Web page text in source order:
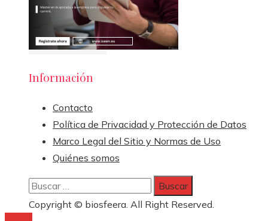
Información
Contacto
Política de Privacidad y Protección de Datos
Marco Legal del Sitio y Normas de Uso
Quiénes somos
Buscar:
Copyright © biosfeera. All Right Reserved.